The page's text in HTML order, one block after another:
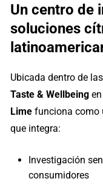
Un centro de
soluciones
Ubicada dentro de
Taste & Wellbeing
Lime funciona como
que integra:
Investigación
consumidores